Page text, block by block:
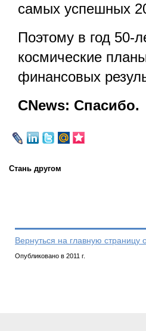
самых успешных
Поэтому в год 50-
космические
финансовых
CNews: Спасибо.
Стань другом
Вернуться на главную страницу
Опубликовано в 2011 г.